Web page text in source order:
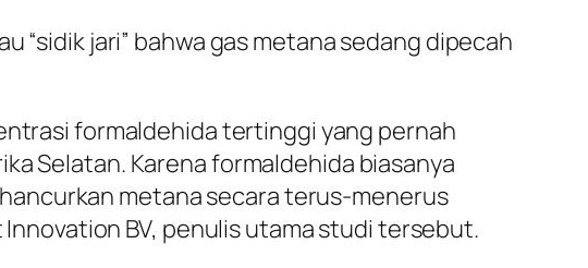
“sidik jari” bahwa gas metana sedang dipecah
formaldehida tertinggi yang pernah
Selatan. Karena formaldehida biasanya
metana secara terus-menerus
BV, penulis utama studi tersebut.